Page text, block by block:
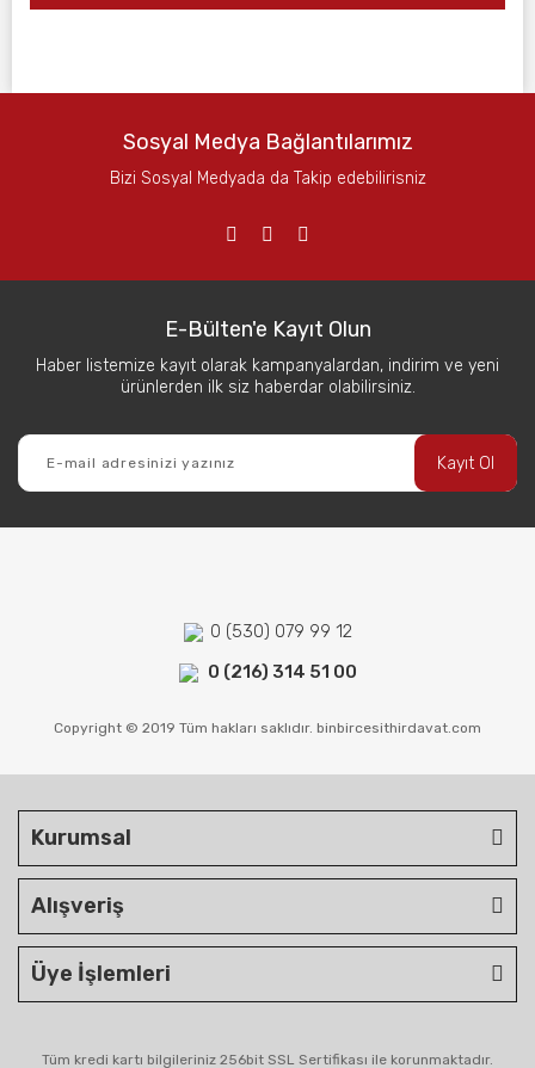
Sosyal Medya Bağlantılarımız
Bizi Sosyal Medyada da Takip edebilirisniz
E-Bülten'e Kayıt Olun
Haber listemize kayıt olarak kampanyalardan, indirim ve yeni
ürünlerden ilk siz haberdar olabilirsiniz.
Kayıt Ol
0 (530) 079 99 12
0 (216) 314 51 00
Copyright © 2019 Tüm hakları saklıdır. binbircesithirdavat.com
Kurumsal
Alışveriş
Üye İşlemleri
Tüm kredi kartı bilgileriniz 256bit SSL Sertifikası ile korunmaktadır.